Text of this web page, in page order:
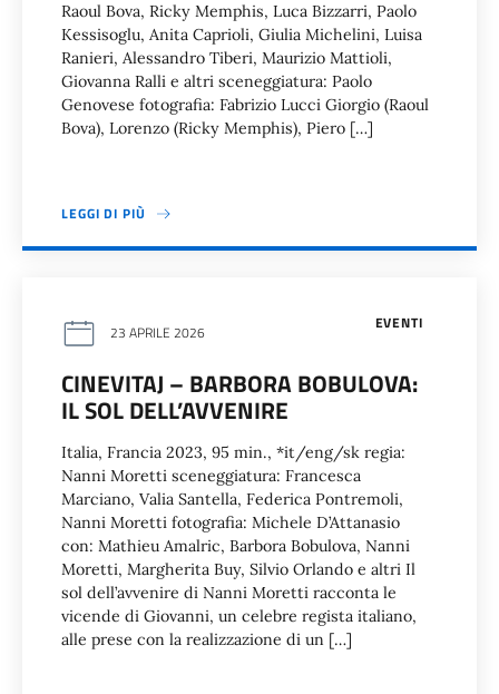
Raoul Bova, Ricky Memphis, Luca Bizzarri, Paolo
Kessisoglu, Anita Caprioli, Giulia Michelini, Luisa
Ranieri, Alessandro Tiberi, Maurizio Mattioli,
Giovanna Ralli e altri sceneggiatura: Paolo
Genovese fotografia: Fabrizio Lucci Giorgio (Raoul
Bova), Lorenzo (Ricky Memphis), Piero […]
LEGGI DI PIÙ
EVENTI
23 APRILE 2026
CINEVITAJ – BARBORA BOBULOVA:
IL SOL DELL’AVVENIRE
Italia, Francia 2023, 95 min., *it/eng/sk regia:
Nanni Moretti sceneggiatura: Francesca
Marciano, Valia Santella, Federica Pontremoli,
Nanni Moretti fotografia: Michele D’Attanasio
con: Mathieu Amalric, Barbora Bobulova, Nanni
Moretti, Margherita Buy, Silvio Orlando e altri Il
sol dell’avvenire di Nanni Moretti racconta le
vicende di Giovanni, un celebre regista italiano,
alle prese con la realizzazione di un […]